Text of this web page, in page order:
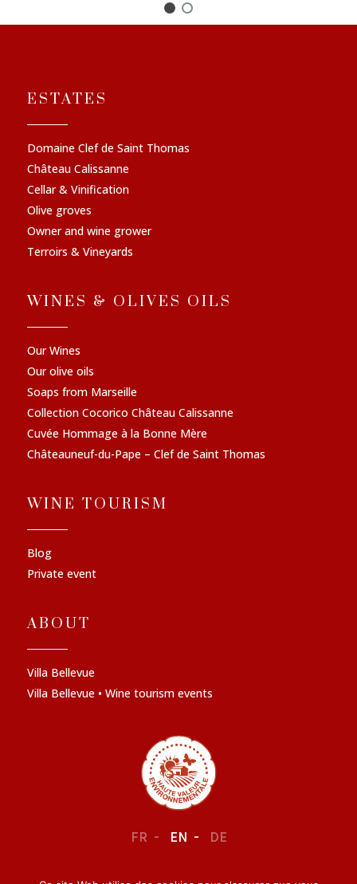
ESTATES
Domaine Clef de Saint Thomas
Château Calissanne
Cellar & Vinification
Olive groves
Owner and wine grower
Terroirs & Vineyards
WINES & OLIVES OILS
Our Wines
Our olive oils
Soaps from Marseille
Collection Cocorico Château Calissanne
Cuvée Hommage à la Bonne Mère
Châteauneuf-du-Pape – Clef de Saint Thomas
WINE TOURISM
Blog
Private event
ABOUT
Villa Bellevue
Villa Bellevue • Wine tourism events
FR EN DE